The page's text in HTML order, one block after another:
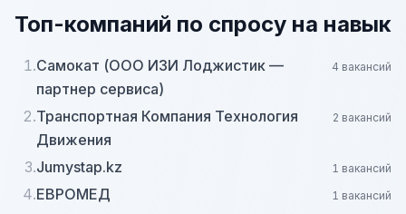
Топ-компаний по спросу на навык
1.Самокат (ООО ИЗИ Лоджистик —
партнер сервиса)
4 вакансий
2.Транспортная Компания Технология
Движения
2 вакансий
3.Jumystap.kz 1 вакансий
4.ЕВРОМЕД 1 вакансий